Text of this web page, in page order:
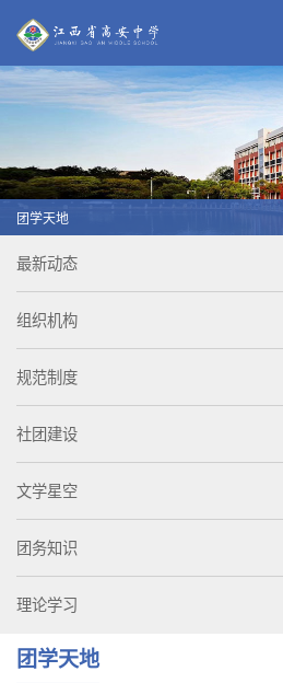
团学天地
最新动态
组织机构
规范制度
社团建设
文学星空
团务知识
理论学习
团学天地